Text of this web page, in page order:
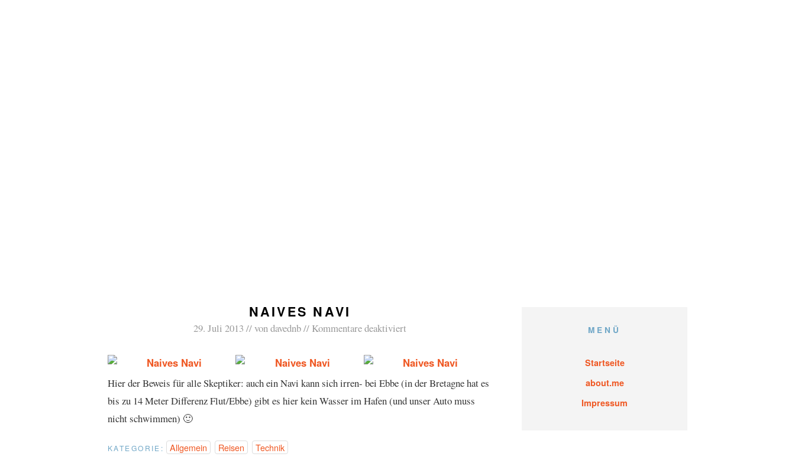
NAIVES NAVI
29. Juli 2013 vondavednb Kommentare deaktiviert
Hier der Beweis für alle Skeptiker: auch ein Navi kann sich irren- bei Ebbe (in der Bretagne hat es
bis zu 14 Meter Differenz Flut/Ebbe) gibt es hier kein Wasser im Hafen (und unser Auto muss
nicht schwimmen) 🙂
KATEGORIE: Allgemein Reisen Technik
MENÜ
Startseite
about.me
Impressum